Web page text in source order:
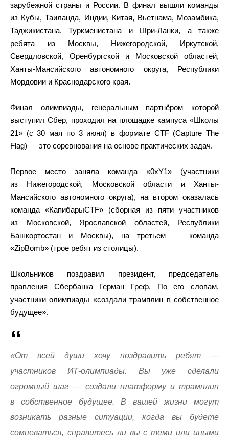
зарубежной страны и России. В финал вышли команды
из Кубы, Таиланда, Индии, Китая, Вьетнама, Мозамбика,
Таджикистана, Туркменистана и Шри-Ланки, а также
ребята из Москвы, Нижегородской, Иркутской,
Свердловской, Оренбургской и Московской областей,
Ханты-Мансийского автономного округа, Республики
Мордовии и Краснодарского края.
Финал олимпиады, генеральным партнёром которой
выступил Сбер, проходил на площадке кампуса «Школы
21» (с 30 мая по 3 июня) в формате CTF (Capture The
Flag) — это соревнования на основе практических задач.
Первое место заняла команда «0xY1» (участники
из Нижегородской, Московской области и Ханты-
Мансийского автономного округа), на втором оказалась
команда «КапибарыCTF» (сборная из пяти участников
из Московской, Ярославской областей, Республики
Башкортостан и Москвы), на третьем — команда
«ZipBomb» (трое ребят из столицы).
Школьников поздравил президент, председатель
правления Сбербанка Герман Греф. По его словам,
участники олимпиады «создали трамплин в собственное
будущее».
«От всей души хочу поздравить ребят —
участников ИТ-олимпиады. Вы уже сделали
огромный шаг — создали платформу и трамплин
в собственное будущее. В вашей жизни могут
возникать разные ситуации, когда вы будете
сомневаться, справитесь ли вы с теми или иными